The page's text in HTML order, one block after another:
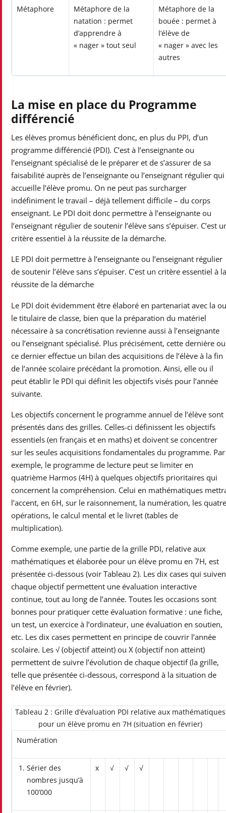
Métaphore
Métaphore de la
natation : permet
d’apprendre à
« nager » tout seul
Métaphore de la
bouée : permet à
l’élève de
« nager » avec les
autres
La mise en place du Programme
différencié
Les élèves promus bénéficient donc, en plus du PPI, d’un
programme différencié (PDI). C’est à l’enseignante ou
l’enseignant spécialisé de le préparer et de s’assurer de sa
faisabilité auprès de l’enseignante ou l’enseignant régulier qui
accueille l’élève promu. On ne peut pas surcharger
indéfiniment le travail – déjà tellement difficile – du corps
enseignant. Le PDI doit donc permettre à l’enseignante ou
l’enseignant régulier de soutenir l’élève sans s’épuiser. C’est
critère essentiel à la réussite de la démarche.
LE PDI doit permettre à l’enseignante ou l’enseignant régulier
de soutenir l’élève sans s’épuiser. C’est un critère essentiel à la
réussite de la démarche
Le PDI doit évidemment être élaboré en partenariat avec la ou
le titulaire de classe, bien que la préparation du matériel
nécessaire à sa concrétisation revienne aussi à l’enseignante
ou l’enseignant spécialisé. Plus précisément, cette dernière ou
ce dernier effectue un bilan des acquisitions de l’élève à la fin
de l’année scolaire précédant la promotion. Ainsi, elle ou il
peut établir le PDI qui définit les objectifs visés pour l’année
suivante.
Les objectifs concernent le programme annuel de l’élève sont
présentés dans des grilles. Celles-ci définissent les objectifs
essentiels (en français et en maths) et doivent se concentrer
sur les seules acquisitions fondamentales du programme. Par
exemple, le programme de lecture peut se limiter en
quatrième Harmos (4H) à quelques objectifs prioritaires qui
concernent la compréhension. Celui en mathématiques
l’accent, en 6H, sur le raisonnement, la numération, les quatre
opérations, le calcul mental et le livret (tables de
multiplication).
Comme exemple, une partie de la grille PDI, relative aux
mathématiques et élaborée pour un élève promu en 7H, est
présentée ci-dessous (voir Tableau 2). Les dix cases qui
chaque objectif permettent une évaluation interactive
continue, tout au long de l’année. Toutes les occasions sont
bonnes pour pratiquer cette évaluation formative : une fiche,
un test, un exercice à l’ordinateur, une évaluation en soutien,
etc. Les dix cases permettent en principe de couvrir l’année
scolaire. Les √ (objectif atteint) ou X (objectif non atteint)
permettent de suivre l’évolution de chaque objectif (la grille,
telle que présentée ci-dessous, correspond à la situation de
l’élève en février).
Tableau 2 : Grille d’évaluation PDI relative aux mathématiques
pour un élève promu en 7H (situation en février)
Numération
Sérier des
nombres jusqu’à
100’000
x √ √ √